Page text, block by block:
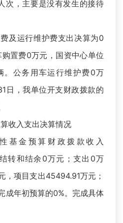
次，主要是没有发生的接待
运行维护费支出决算为0
置费0万元，国资中心单位
。公务用车运行维护费0万
日，我单位开支财政拨款的
收入支出决算情况
金预算财政拨款收入
转和结余0万元；支出0万
，项目支出45494.91万元；
成年初预算的0%。完成具体